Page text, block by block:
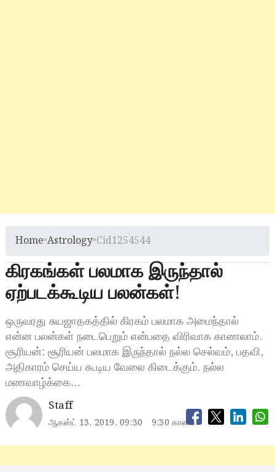
Home»Astrology»Cid1254544
கிரகங்கள் பலமாக இருந்தால்
ஏற்படக்கூடிய பலன்கள்!
ஒருவரது சுயஜாதகத்தில் கிரகம் பலமாக அமைந்தால்
என்ன பலன்கள் நடைபெறும் என்பதை விரிவாக காணலாம்.
சூரியன்: சூரியன் பலமாக இருந்தால் நல்ல செல்வம், பதவி,
அதிகாரம் செய்ய கூடிய வேலை கிடைக்கும். நல்ல
மணவாழ்க்கை…
Staff
ஆகஸ்ட் 13, 2019, 09:30 9:30 காலை